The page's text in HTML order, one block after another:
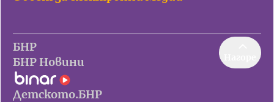
БНР
БНР Новини
Детското.БНР